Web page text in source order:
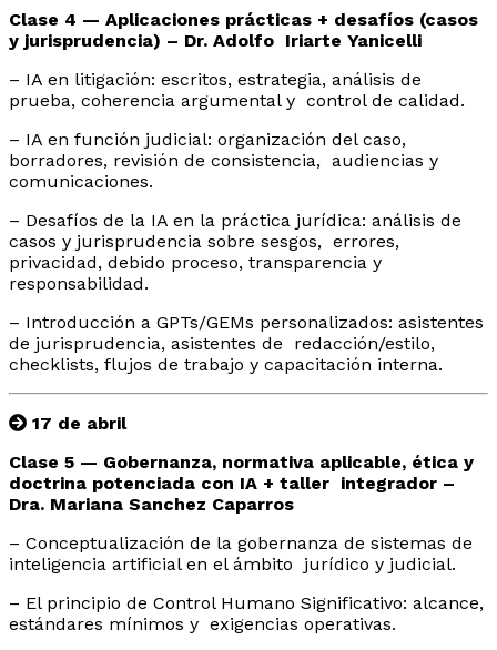
Clase 4 — Aplicaciones prácticas + desafíos (casos
y jurisprudencia) – Dr. Adolfo Iriarte Yanicelli
– IA en litigación: escritos, estrategia, análisis de
prueba, coherencia argumental y control de calidad.
– IA en función judicial: organización del caso,
borradores, revisión de consistencia, audiencias y
comunicaciones.
– Desafíos de la IA en la práctica jurídica: análisis de
casos y jurisprudencia sobre sesgos, errores,
privacidad, debido proceso, transparencia y
responsabilidad.
– Introducción a GPTs/GEMs personalizados: asistentes
de jurisprudencia, asistentes de redacción/estilo,
checklists, flujos de trabajo y capacitación interna.
17 de abril
Clase 5 — Gobernanza, normativa aplicable, ética y
doctrina potenciada con IA + taller integrador –
Dra. Mariana Sanchez Caparros
– Conceptualización de la gobernanza de sistemas de
inteligencia artificial en el ámbito jurídico y judicial.
– El principio de Control Humano Significativo: alcance,
estándares mínimos y exigencias operativas.